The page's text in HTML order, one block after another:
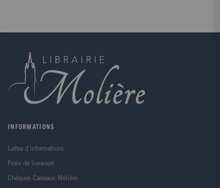
échappe à tout système politique.La ferveur de sa
poésie, sa vigoureuse drôlerie ont donné à Nietzsche
une célébrité universelle. Nos contemporains n'ont le
choix qu'entre lui et Marx.
INFORMATIONS
Lettre d'informations
Frais de livraison
Chèques Cadeaux Molière